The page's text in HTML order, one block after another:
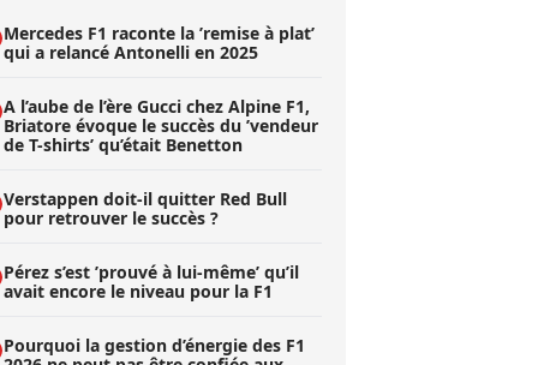
Mercedes F1 raconte la ’remise à plat’
qui a relancé Antonelli en 2025
A l’aube de l’ère Gucci chez Alpine F1,
Briatore évoque le succès du ’vendeur
de T-shirts’ qu’était Benetton
Verstappen doit-il quitter Red Bull
pour retrouver le succès ?
Pérez s’est ’prouvé à lui-même’ qu’il
avait encore le niveau pour la F1
Pourquoi la gestion d’énergie des F1